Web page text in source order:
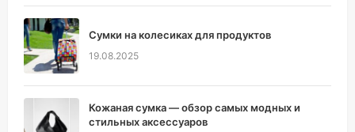
Сумки на колесиках для продуктов
19.08.2025
Кожаная сумка — обзор самых модных и
стильных аксессуаров